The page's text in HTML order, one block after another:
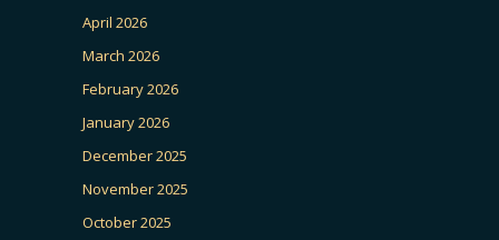
April 2026
March 2026
February 2026
January 2026
December 2025
November 2025
October 2025